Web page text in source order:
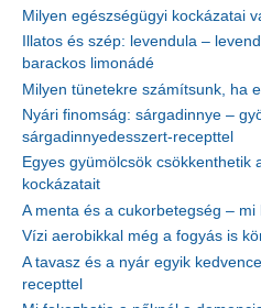
Milyen egészségügyi kockázatai
Illatos és szép: levendula –
barackos limonádé
Milyen tünetekre számítsunk, ha
Nyári finomság: sárgadinnye –
sárgadinnyedesszert-recepttel
Egyes gyümölcsök csökkenthetik
kockázatait
A menta és a cukorbetegség –
Vízi aerobikkal még a fogyás is
A tavasz és a nyár egyik
recepttel